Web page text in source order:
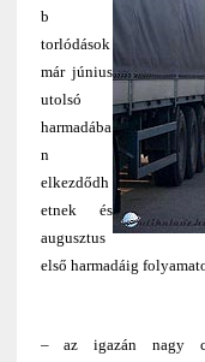
b
torlódások
már június
utolsó
harmadába
n
elkezdődh
etnek és
augusztus
első harmadáig
– az igazán nagy